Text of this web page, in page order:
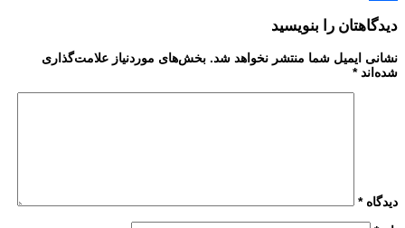
Share
دیدگاهتان را بنویسید
نشانی ایمیل شما منتشر نخواهد شد. بخش‌های موردنیاز علامت‌گذاری
شده‌اند*
دیدگاه*